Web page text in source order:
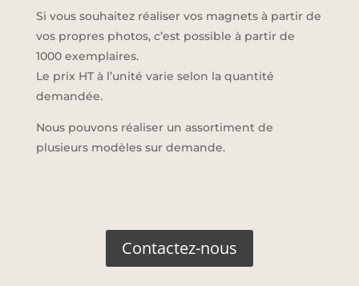
Si vous souhaitez réaliser vos magnets à partir de
vos propres photos, c’est possible à partir de
1000 exemplaires.
Le prix HT à l’unité varie selon la quantité
demandée.
Nous pouvons réaliser un assortiment de
plusieurs modèles sur demande.
Contactez-nous